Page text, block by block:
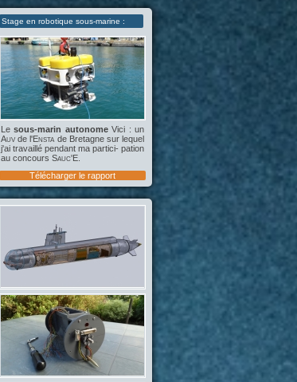
Stage en robotique sous-marine :
Lesous-marin autonomeVici : un
Auv de l'Ensta de Bretagne sur lequel
j'ai travaillé pendant ma partici- pation
au concours Sauc'E
Télécharger le rapport